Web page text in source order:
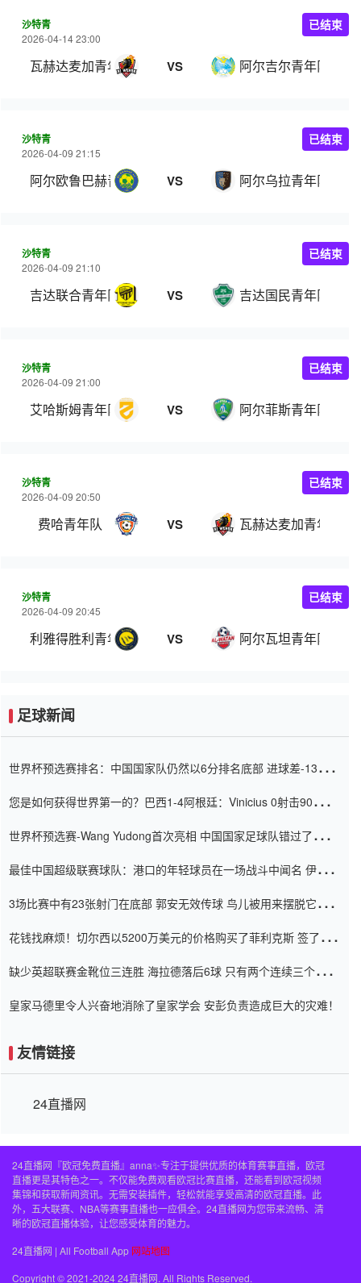
沙特青
2026-04-14 23:00
瓦赫达麦加青年队 VS 阿尔吉尔青年队
已结束
沙特青
2026-04-09 21:15
阿尔欧鲁巴赫青年队 VS 阿尔乌拉青年队
已结束
沙特青
2026-04-09 21:10
吉达联合青年队 VS 吉达国民青年队
已结束
沙特青
2026-04-09 21:00
艾哈斯姆青年队 VS 阿尔菲斯青年队
已结束
沙特青
2026-04-09 20:50
费哈青年队 VS 瓦赫达麦加青年队
已结束
沙特青
2026-04-09 20:45
利雅得胜利青年队 VS 阿尔瓦坦青年队
已结束
足球新闻
世界杯预选赛排名：中国国家队仍然以6分排名底部 进球差-13令人
您是如何获得世界第一的？巴西1-4阿根廷：Vinicius 0射击90分钟
世界杯预选赛-Wang Yudong首次亮相 中国国家足球队错过了世界
最佳中国超级联赛球队：港口的年轻球员在一场战斗中闻名 伊万放
3场比赛中有23张射门在底部 郭安无效传球 鸟儿被用来摆脱它
花钱找麻烦！切尔西以5200万美元的价格购买了菲利克斯 签了7年
缺少英超联赛金靴位三连胜 海拉德落后6球 只有两个连续三个连续
皇家马德里令人兴奋地消除了皇家学会 安彭负责造成巨大的灾难！
友情链接
24直播网
24直播网『欧冠免费直播』anna✨专注于提供优质的体育赛事直播，欧冠
直播更是其特色之一。不仅能免费观看欧冠比赛直播，还能看到欧冠视频
集锦和获取新闻资讯。无需安装插件，轻松就能享受高清的欧冠直播。此
外，五大联赛、NBA等赛事直播也一应俱全。24直播网为您带来流畅、清
晰的欧冠直播体验，让您感受体育的魅力。
24直播网 | All Football App 网站地图
Copyright © 2021-2024 24直播网. All Rights Reserved.